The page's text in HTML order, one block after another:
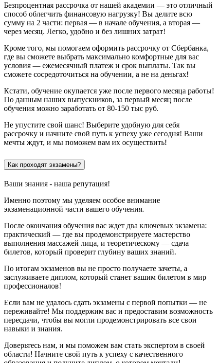
Безпроцентная рассрочка от нашей академии — это отличный
способ облегчить финансовую нагрузку! Вы делите всю
сумму на 2 части: первая — в начале обучения, а вторая —
через месяц. Легко, удобно и без лишних затрат!
Кроме того, мы помогаем оформить рассрочку от Сбербанка,
где вы сможете выбрать максимально комфортные для вас
условия — ежемесячный платеж и срок выплаты. Так вы
сможете сосредоточиться на обучении, а не на деньгах!
Кстати, обучение окупается уже после первого месяца работы!
По данным наших выпускников, за первый месяц после
обучения можно заработать от 80-150 тыс руб.
Не упустите свой шанс! Выберите удобную для себя
рассрочку и начните свой путь к успеху уже сегодня! Ваши
мечты ждут, и мы поможем вам их осуществить!
Как проходят экзамены?
Ваши знания - наша репутация!
Именно поэтому мы уделяем особое внимание
экзаменационной части вашего обучения.
После окончания обучения вас ждет два ключевых экзамена:
практический — где вы продемонстрируете мастерство
выполнения массажей лица, и теоретическому — сдача
билетов, который проверит глубину ваших знаний.
По итогам экзаменов вы не просто получаете зачеты, а
заслуживаете диплом, который станет вашим билетом в мир
профессионалов!
Если вам не удалось сдать экзамены с первой попытки — не
переживайте! Мы поддержим вас и предоставим возможность
пересдачи, чтобы вы могли продемонстрировать все свои
навыки и знания.
Доверьтесь нам, и мы поможем вам стать экспертом в своей
области! Начните свой путь к успеху с качественного